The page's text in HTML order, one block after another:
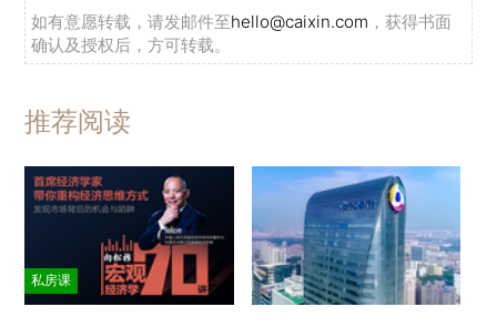
如有意愿转载，请发邮件至hello@caixin.com ，获得书面
确认及授权后，方可转载。
推荐阅读
私房课